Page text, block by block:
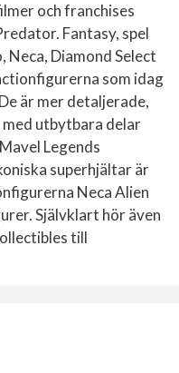
och franchises
Fantasy, spel
Neca, Diamond Select
som idag
är mer detaljerade,
utbytbara delar
Legends
superhjältar är
Neca Alien
Självklart hör även
till